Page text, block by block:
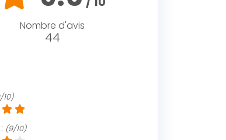
Nombre d'avis
44
10)
: (9/10)